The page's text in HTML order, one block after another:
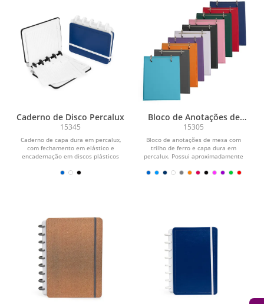
Caderno de Disco Percalux
15345
Caderno de capa dura em percalux,
com fechamento em elástico e
encadernação em discos plásticos
Bloco de Anotações de
Mesa
15305
Bloco de anotações de mesa com
trilho de ferro e capa dura em
percalux. Possui aproximadamente